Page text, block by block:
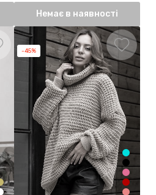
Немає в наявності
-45%